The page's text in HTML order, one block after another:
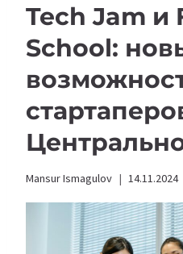
Tech Jam и
School:
Mansur Ismagulov 14.11.2024